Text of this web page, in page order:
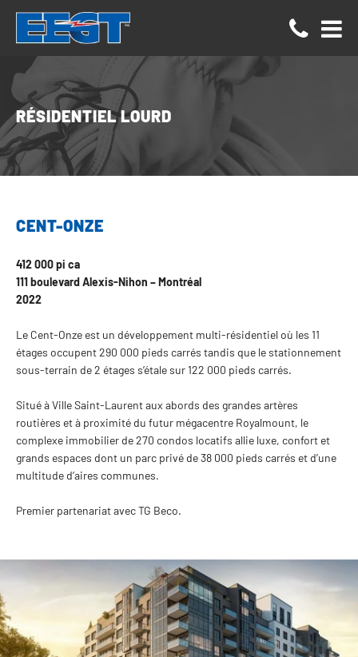
Panneau de gestion des cookies
RÉSIDENTIEL LOURD
CENT-ONZE
412 000 pi ca
111 boulevard Alexis-Nihon − Montréal
2022
Le Cent-Onze est un développement multi-résidentiel où les 11
étages occupent 290 000 pieds carrés tandis que le stationnement
sous-terrain de 2 étages s’étale sur 122 000 pieds carrés.
Situé à Ville Saint-Laurent aux abords des grandes artères
routières et à proximité du futur mégacentre Royalmount, le
complexe immobilier de 270 condos locatifs allie luxe, confort et
grands espaces dont un parc privé de 38 000 pieds carrés et d’une
multitude d’aires communes.
Premier partenariat avec TG Beco.